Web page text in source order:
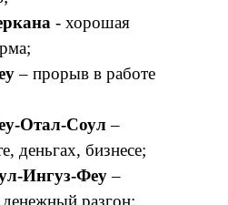
- хорошая
– прорыв в работе
Отал-Соул–
деньгах, бизнесе;
Ингуз-Феу–
разгон;